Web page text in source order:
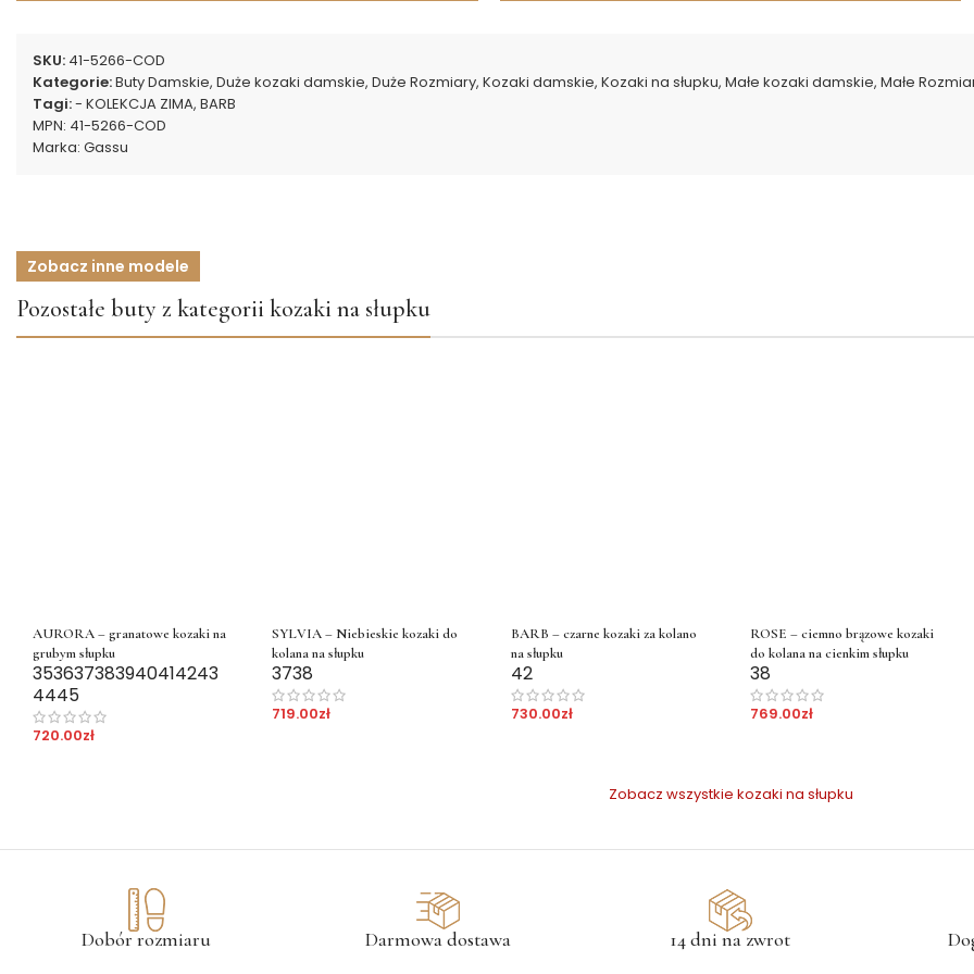
SKU: 41-5266-COD
Kategorie:Buty Damskie, Duże kozaki damskie, Duże Rozmiary, Kozaki damskie, Kozaki na słupku, Małe kozaki damskie, Małe
Tagi:- KOLEKCJA ZIMA, BARB
MPN: 41-5266-COD
Marka: Gassu
Zobacz inne modele
Pozostałe buty z kategorii kozaki na słupku
AURORA – granatowe kozaki na
grubym słupku
353637383940414243
4445
720.00zł
SYLVIA – Niebieskie kozaki do
kolana na słupku
3738
719.00zł
BARB – czarne kozaki za kolano
na słupku
42
730.00zł
ROSE – ciemno brązowe kozaki
do kolana na cienkim słupku
38
769.00zł
Zobacz wszystkie kozaki na słupku
Dobór rozmiaru Darmowa dostawa 14 dni na zwrot